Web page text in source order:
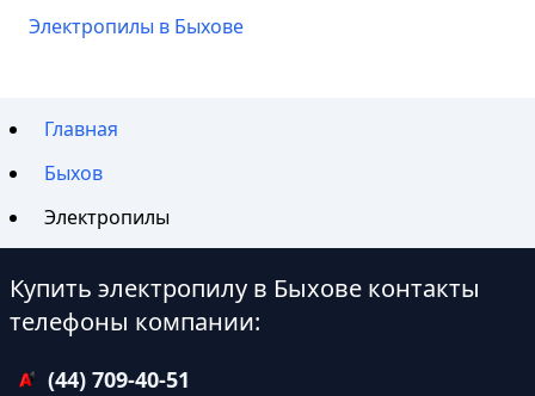
Электропилы в Быхове
Главная
Быхов
Электропилы
Купить электропилу в Быхове контакты
телефоны компании:
(44) 709-40-51